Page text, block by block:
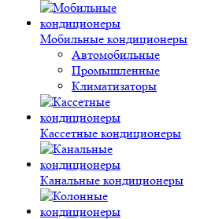
Мобильные кондиционеры
Автомобильные
Промышленные
Климатизаторы
Кассетные кондиционеры
Канальные кондиционеры